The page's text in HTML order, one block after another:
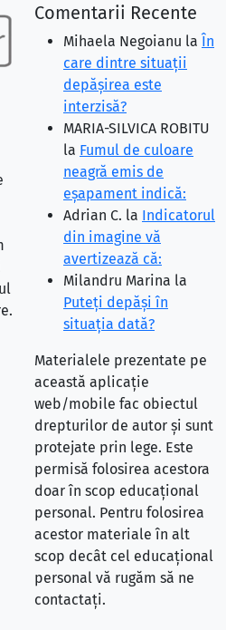
Comentarii Recente
Mihaela Negoianu la În
care dintre situaţii
depăşirea este
interzisă?
MARIA-SILVICA ROBITU
la Fumul de culoare
neagră emis de
eşapament indică:
Adrian C. la Indicatorul
din imagine vă
avertizează că:
Milandru Marina la
Puteţi depăşi în
situaţia dată?
Materialele prezentate pe
această aplicație
web/mobile fac obiectul
drepturilor de autor și sunt
protejate prin lege. Este
permisă folosirea acestora
doar în scop educațional
personal. Pentru folosirea
acestor materiale în alt
scop decât cel educațional
personal vă rugăm să ne
contactați.